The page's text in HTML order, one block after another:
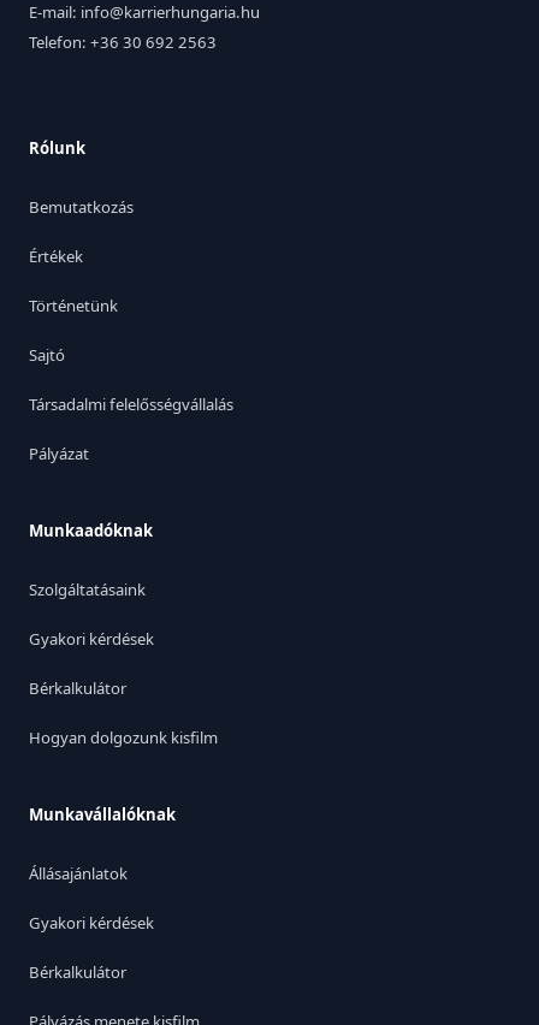
E-mail: info@karrierhungaria.hu
Telefon: +36 30 692 2563
Rólunk
Bemutatkozás
Értékek
Történetünk
Sajtó
Társadalmi felelősségvállalás
Pályázat
Munkaadóknak
Szolgáltatásaink
Gyakori kérdések
Bérkalkulátor
Hogyan dolgozunk kisfilm
Munkavállalóknak
Állásajánlatok
Gyakori kérdések
Bérkalkulátor